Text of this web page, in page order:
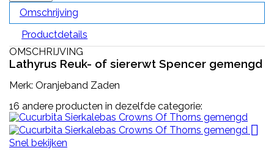
Omschrijving
Productdetails
OMSCHRIJVING
Lathyrus Reuk- of siererwt Spencer gemengd
Merk: Oranjeband Zaden
16 andere producten in dezelfde categorie:

Snel bekijken